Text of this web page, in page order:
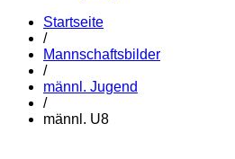
Startseite
/
Mannschaftsbilder
/
männl. Jugend
/
männl. U8